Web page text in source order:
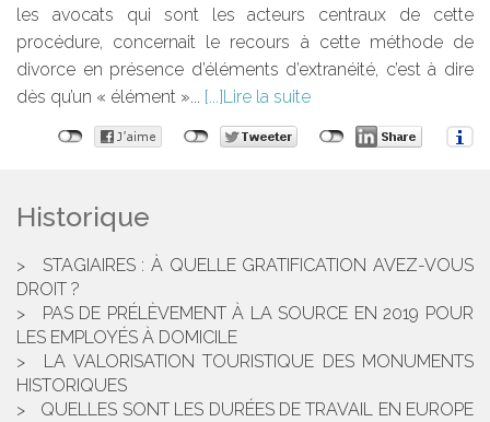
les avocats qui sont les acteurs centraux de cette
procédure, concernait le recours à cette méthode de
divorce en présence d’éléments d’extranéité, c’est à dire
dès qu’un « élément »...
Lire la suite
Historique
STAGIAIRES : À QUELLE GRATIFICATION AVEZ-VOUS
DROIT ?
PAS DE PRÉLÈVEMENT À LA SOURCE EN 2019 POUR
LES EMPLOYÉS À DOMICILE
LA VALORISATION TOURISTIQUE DES MONUMENTS
HISTORIQUES
QUELLES SONT LES DURÉES DE TRAVAIL EN EUROPE